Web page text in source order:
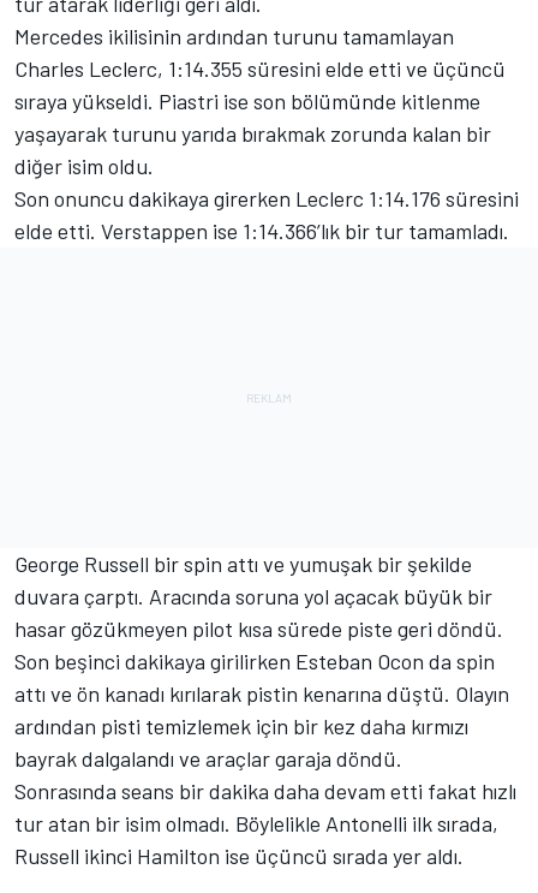
Mercedes ikilisinin ardından turunu tamamlayan
Charles Leclerc, 1:14.355 süresini elde etti ve üçüncü
sıraya yükseldi. Piastri ise son bölümünde kitlenme
yaşayarak turunu yarıda bırakmak zorunda kalan bir
diğer isim oldu.
Son onuncu dakikaya girerken Leclerc 1:14.176 süresini
elde etti. Verstappen ise 1:14.366’lık bir tur tamamladı.
George Russell bir spin attı ve yumuşak bir şekilde
duvara çarptı. Aracında soruna yol açacak büyük bir
hasar gözükmeyen pilot kısa sürede piste geri döndü.
Son beşinci dakikaya girilirken Esteban Ocon da spin
attı ve ön kanadı kırılarak pistin kenarına düştü. Olayın
ardından pisti temizlemek için bir kez daha kırmızı
bayrak dalgalandı ve araçlar garaja döndü.
Sonrasında seans bir dakika daha devam etti fakat hızlı
tur atan bir isim olmadı. Böylelikle Antonelli ilk sırada,
Russell ikinci Hamilton ise üçüncü sırada yer aldı.